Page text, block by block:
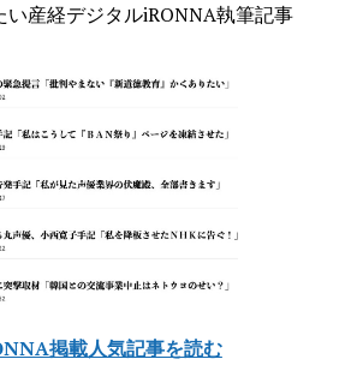
い産経デジタルiRONNA執筆記事
掲載人気記事を読む